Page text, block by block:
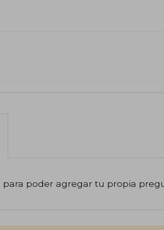
para poder agregar tu propia